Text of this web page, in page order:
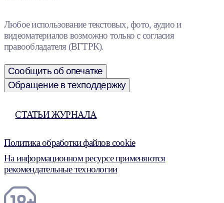
Любое использование текстовых, фото, аудио и
видеоматериалов возможно только с согласия
правообладателя (ВГТРК).
Сообщить об опечатке
Обращение в техподдержку
СТАТЬИ ЖУРНАЛА
Политика обработки файлов cookie
На информационном ресурсе применяются
рекомендательные технологии